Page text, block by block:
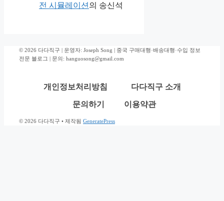
전 시뮬레이션 의 송신석
© 2026 다다직구 | 운영자: Joseph Song | 중국 구매대행·배송대행·수입 정보
전문 블로그 | 문의: hanguosong@gmail.com
개인정보처리방침 다다직구 소개
문의하기 이용약관
© 2026 다다직구 • 제작됨 GeneratePress